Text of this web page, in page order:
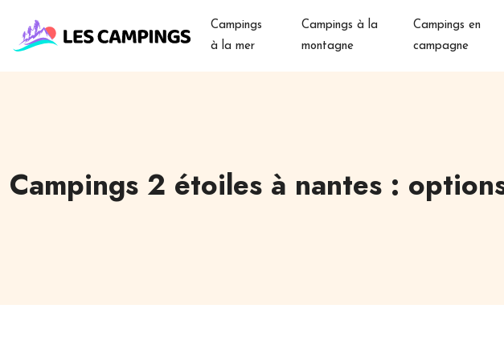
Campings
à la mer
Campings à la
montagne
Campings en
campagne
Campings 2 étoiles à nantes :